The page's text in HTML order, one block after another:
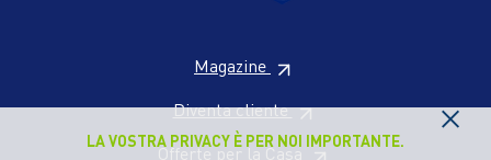
LA VOSTRA PRIVACY È PER NOI IMPORTANTE. ×
Magazine
Diventa cliente
Offerte per la Casa